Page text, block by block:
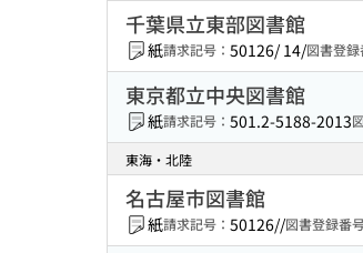
千葉県立東部図書館
紙請求記号： 50126/ 14/図書登録
東京都立中央図書館
紙請求記号： 501.2-5188-2013
東海・北陸
名古屋市図書館
紙請求記号： 50126//図書登録番